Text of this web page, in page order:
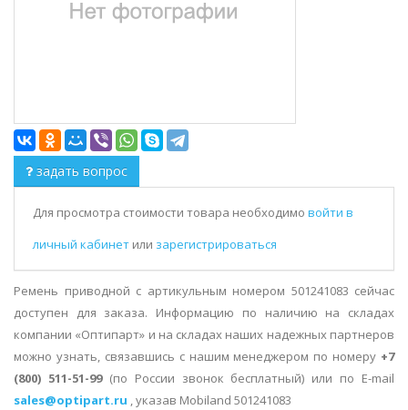
задать вопрос
Для просмотра стоимости товара необходимо войти в
личный кабинет или зарегистрироваться
Ремень приводной с артикульным номером 501241083 сейчас
доступен для заказа. Информацию по наличию на складах
компании «Оптипарт» и на складах наших надежных партнеров
можно узнать, связавшись с нашим менеджером по номеру +7
(800) 511-51-99(по России звонок бесплатный) или по E-mail
sales@optipart.ru , указав Mobiland 501241083